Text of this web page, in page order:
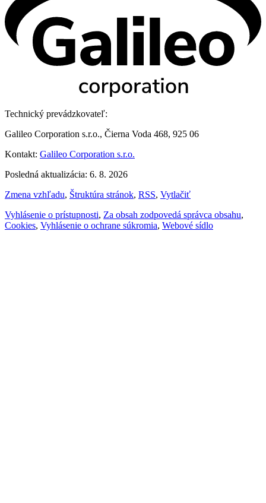
Technický prevádzkovateľ:
Galileo Corporation s.r.o., Čierna Voda 468, 925 06
Kontakt: Galileo Corporation s.r.o.
Posledná aktualizácia: 6. 8. 2026
Zmena vzhľadu, Štruktúra stránok, RSS, Vytlačiť
Vyhlásenie o prístupnosti, Za obsah zodpovedá správca obsahu,
Cookies, Vyhlásenie o ochrane súkromia, Webové sídlo